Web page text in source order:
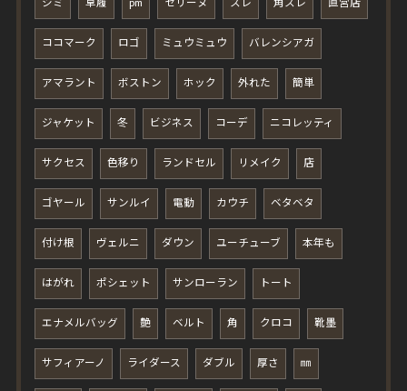
ココマーク ロゴ ミュウミュウ バレンシアガ
アマラント ボストン ホック 外れた 簡単
ジャケット 冬 ビジネス コーデ ニコレッティ
サクセス 色移り ランドセル リメイク 店
ゴヤール サンルイ 電動 カウチ ベタベタ
付け根 ヴェルニ ダウン ユーチューブ 本年も
はがれ ポシェット サンローラン トート
エナメルバッグ 艶 ベルト 角 クロコ 靴墨
サフィアーノ ライダース ダブル 厚さ ㎜